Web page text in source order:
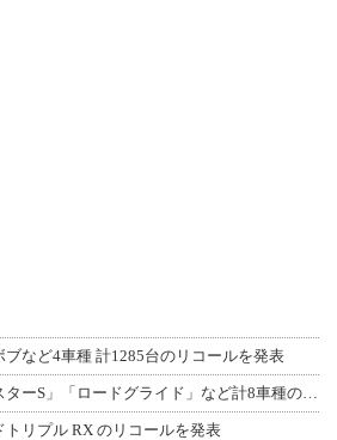
ブなど4車種 計1285台のリコールを発表
トリプル RX のリコールを発表